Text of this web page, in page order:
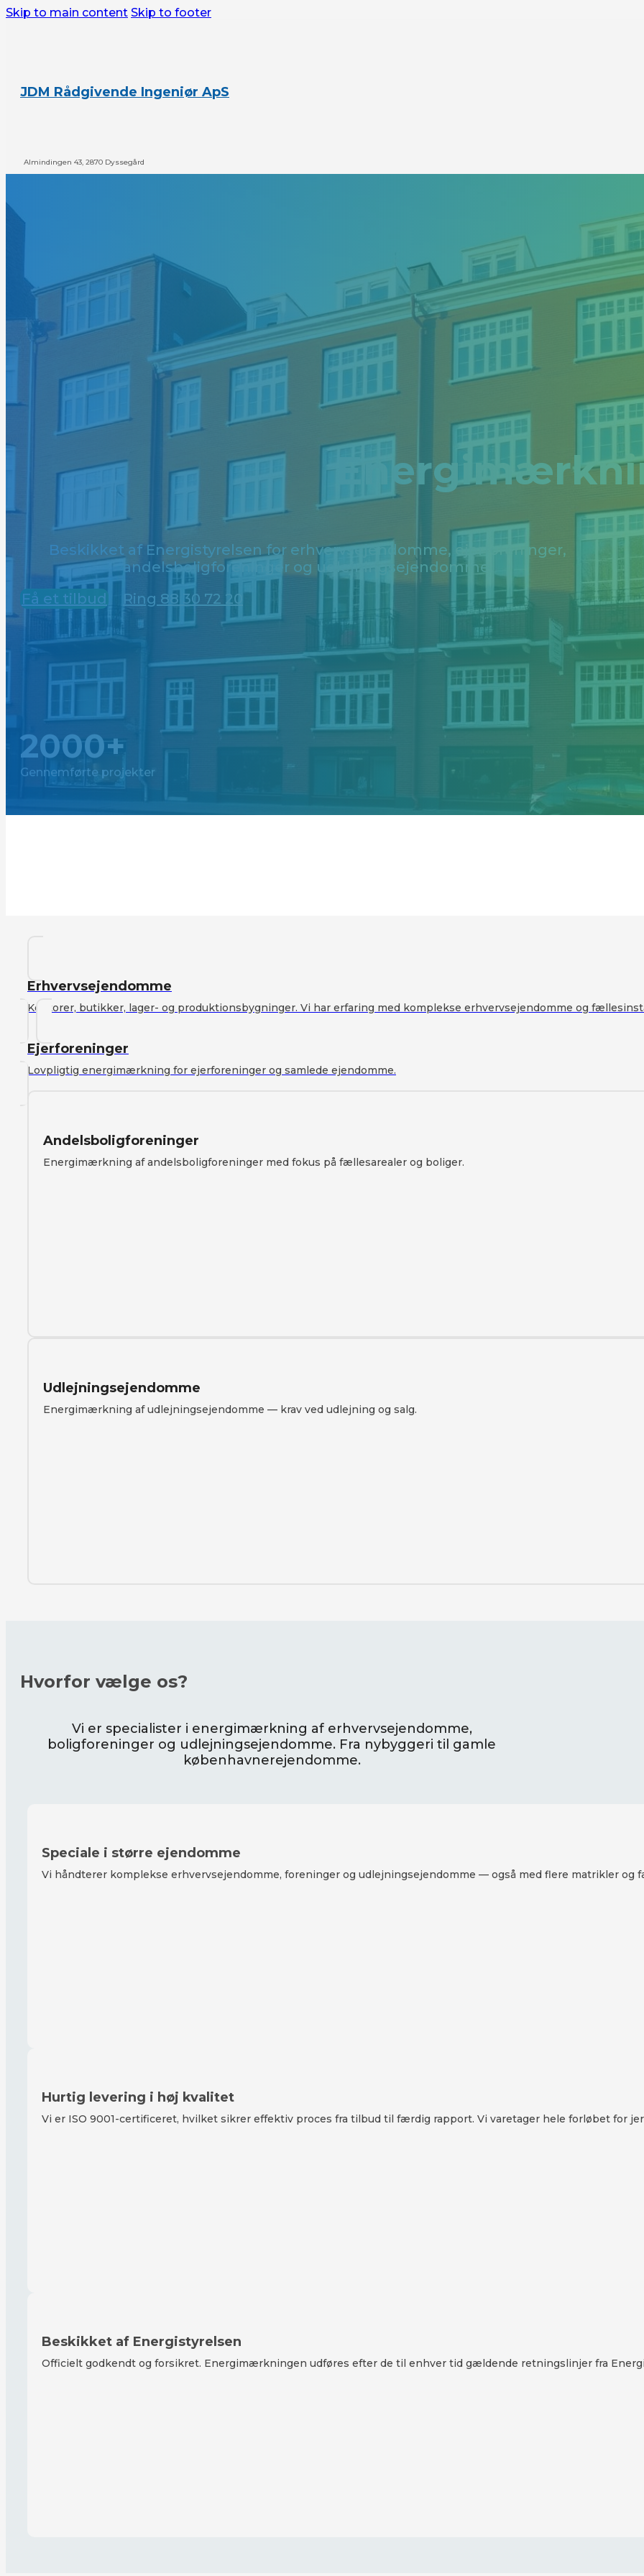
Skip to main content Skip to footer
JDM Rådgivende Ingeniør ApS
Almindingen 43, 2870 Dyssegård
Beskikket af Energistyrelsen for erhvervsejendomme, ejerforeninger,
andelsboligforeninger og udlejningsejendomme.
Få et tilbud
Ring 88 30 72 20
2000+
Gennemførte projekter
Erhvervsejendomme
Kontorer, butikker, lager- og produktionsbygninger. Vi har erfaring med komplekse erhvervsejendomme og
Ejerforeninger
Lovpligtig energimærkning for ejerforeninger og samlede ejendomme.
Andelsboligforeninger
Energimærkning af andelsboligforeninger med fokus på fællesarealer og boliger.
Udlejningsejendomme
Energimærkning af udlejningsejendomme — krav ved udlejning og salg.
Hvorfor vælge os?
Vi er specialister i energimærkning af erhvervsejendomme,
boligforeninger og udlejningsejendomme. Fra nybyggeri til gamle
københavnerejendomme.
Speciale i større ejendomme
Vi håndterer komplekse erhvervsejendomme, foreninger og udlejningsejendomme — også med flere matrikler og
Hurtig levering i høj kvalitet
Vi er ISO 9001-certificeret, hvilket sikrer effektiv proces fra tilbud til færdig rapport. Vi varetager hele forløbet for
Beskikket af Energistyrelsen
Officielt godkendt og forsikret. Energimærkningen udføres efter de til enhver tid gældende retningslinjer fra